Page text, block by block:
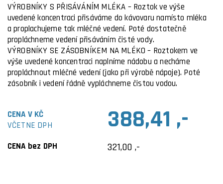
VÝROBNÍKY S PŘISÁVÁNÍM MLÉKA – Roztok ve výše
uvedené koncentraci přisáváme do kávovaru namísto mléka
a proplachujeme tak mléčné vedení. Poté dostatečně
propláchneme vedení přisáváním čisté vody.
VÝROBNÍKY SE ZÁSOBNÍKEM NA MLÉKO – Roztokem ve
výše uvedené koncentraci naplníme nádobu a necháme
propláchnout mléčné vedení (jako při výrobě nápoje). Poté
zásobník i vedení řádně vypláchneme čistou vodou.
CENA V KČ
VČETNE DPH
388,41 ,-
CENA bez DPH 321,00 ,-